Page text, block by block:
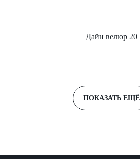
Дайн велюр 20
ПОКАЗАТЬ ЕЩЁ